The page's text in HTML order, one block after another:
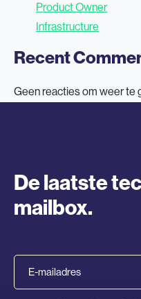
Product Owner
Infrastructure
Recent
Geen reacties om weer te
De laatste
mailbox.